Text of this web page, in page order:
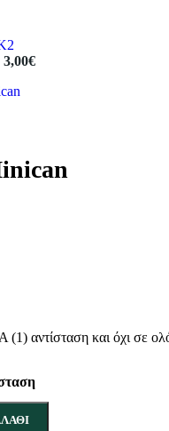
3,00€
(1) αντίσταση και όχι σε